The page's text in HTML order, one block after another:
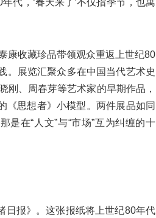
代，‘春天来了’不仅指季节，也寓
康收藏珍品带领观众重返上世纪80
。展览汇聚众多在中国当代艺术史
刚、周春芽等艺术家的早期作品，
《思想者》小模型。两件展品如同
在“人文”与“市场”互为纠缠的十
日报》。这张报纸将上世纪80年代